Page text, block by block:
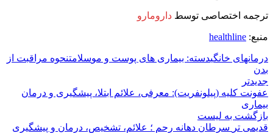
ترجمه اختصاصی توسط دارومارو
منبع: healthline
درمانهای خانگیدسته: بیماری های پوست و موسلامتنحوه مراقبت از
بدن
جدیدتر
عفونت کلیه (پیلونفریت): معرفی، علائم ابتلا، پیشگیری و درمان
بیماری
بازگشت به لیست
قدیمی تر سرطان دهانه رحم ؛ علائم، تشخیص، درمان و پیشگیری